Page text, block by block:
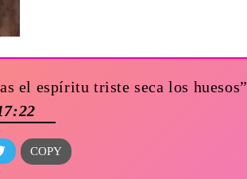
el espíritu triste seca los huesos”